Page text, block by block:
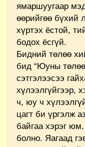
ямаршуугаар
өөрийгөө бүхий
хүртэх ёстой,
бодох ёсгүй.
Бидний төлөө
бид “Юуны
сэтгэлээсээ
хүлээлгүйгээр,
ч, юу ч
цагт би үргэлж
байгаа хэрэг
болно. Яагаад